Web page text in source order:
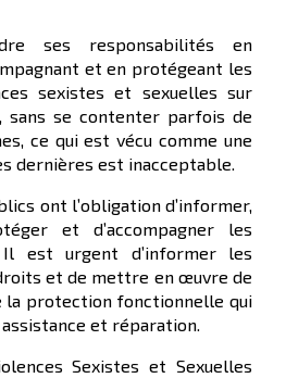
ses responsabilités en
et en protégeant les
sexistes et sexuelles sur
sans se contenter parfois de
ce qui est vécu comme une
dernières est inacceptable.
ont l’obligation d’informer,
et d’accompagner les
Il est urgent d’informer les
et de mettre en œuvre de
la protection fonctionnelle qui
et réparation.
Sexistes et Sexuelles